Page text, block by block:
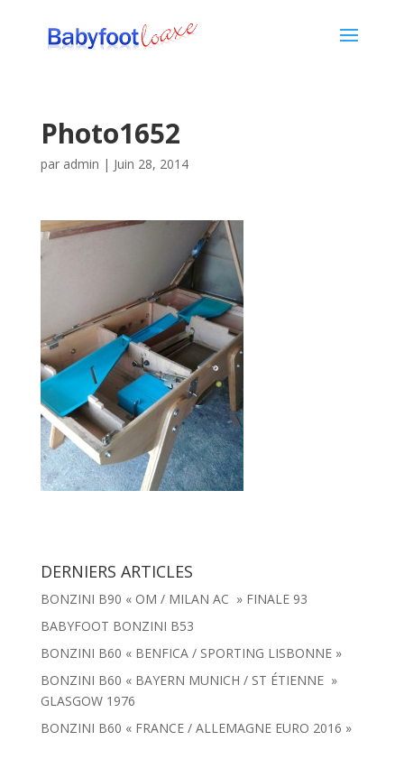
Photo1652
par admin | Juin 28, 2014
DERNIERS ARTICLES
BONZINI B90 « OM / MILAN AC » FINALE 93
BABYFOOT BONZINI B53
BONZINI B60 « BENFICA / SPORTING LISBONNE »
BONZINI B60 « BAYERN MUNICH / ST ÉTIENNE »
GLASGOW 1976
BONZINI B60 « FRANCE / ALLEMAGNE EURO 2016 »